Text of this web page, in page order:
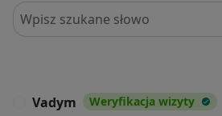
Szukaj w opiniach
Vadym Weryfikacja wizyty